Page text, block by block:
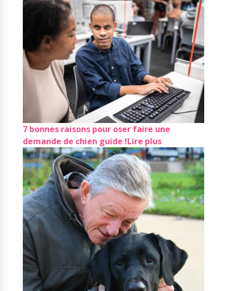
7 bonnes raisons pour oser faire une
demande de chien guide !Lire plus